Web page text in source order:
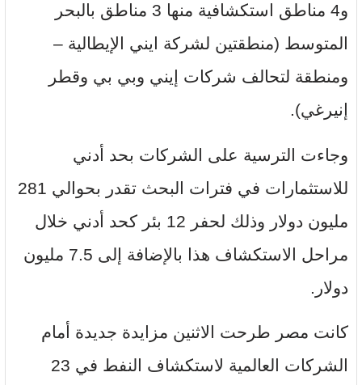
و4 مناطق استكشافية منها 3 مناطق بالبحر
المتوسط (منطقتين لشركة ايني الإيطالية –
ومنطقة لتحالف شركات إيني وبي بي وقطر
إنيرغي).
وجاءت الترسية على الشركات بحد أدني
للاستثمارات في فترات البحث تقدر بحوالي 281
مليون دولار وذلك لحفر 12 بئر كحد أدني خلال
مراحل الاستكشاف هذا بالإضافة إلى 7.5 مليون
دولار.
كانت مصر طرحت الاثنين مزايدة جديدة أمام
الشركات العالمية لاستكشاف النفط في 23